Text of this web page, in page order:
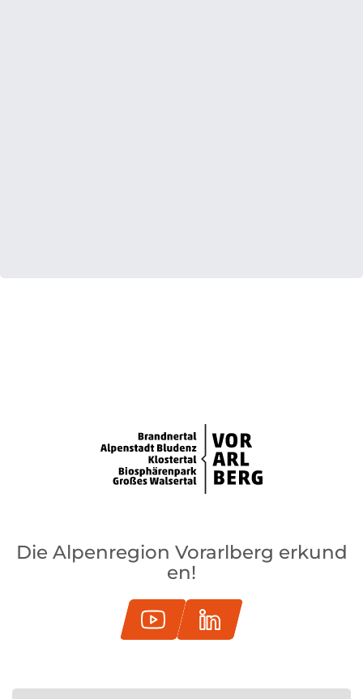
Die Alpenregion Vorarlberg erkund
en!